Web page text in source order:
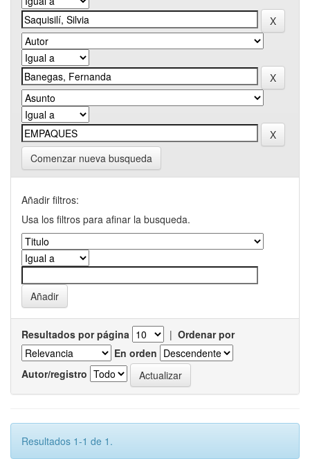
Comenzar nueva busqueda
Añadir filtros:
Usa los filtros para afinar la busqueda.
Resultados por página | Ordenar por
En orden
Autor/registro
Resultados 1-1 de 1.